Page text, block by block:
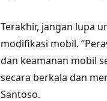
Terakhir, jangan lupa
modifikasi mobil.
dan keamanan mobil
secara berkala dan
Santoso.